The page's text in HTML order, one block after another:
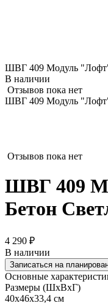
ШВГ 409 Модуль
В наличии
Отзывов пока нет
ШВГ 409 Модуль
Отзывов пока нет
ШВГ 409
Бетон
4 290 ₽
В наличии
Записаться на
Основные
Размеры (ШхВхГ)
40x46x33,4 см